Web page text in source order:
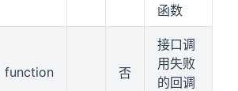
函数
function 否
接口调
用失败
的回调